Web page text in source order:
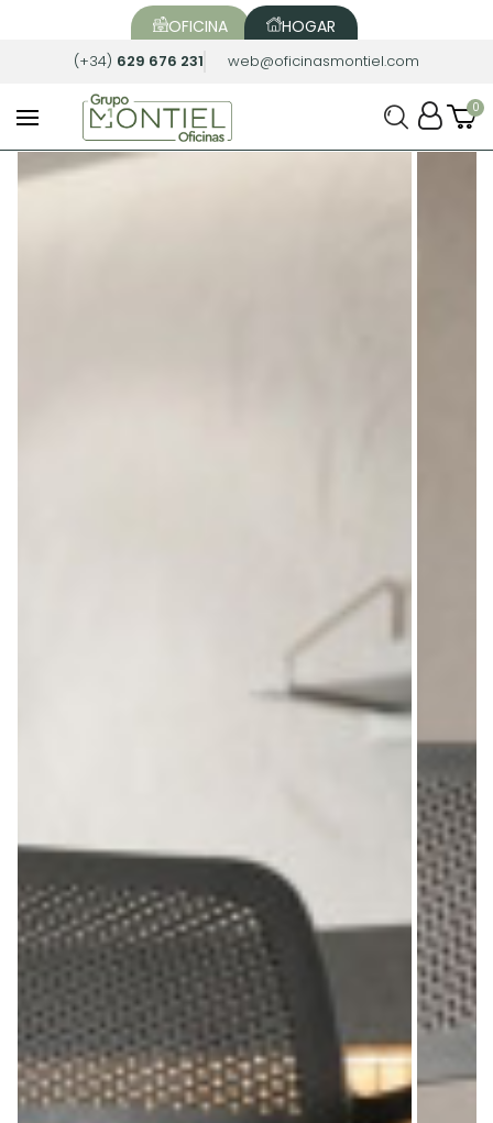
OFICINA HOGAR
(+34) 629 676 231 web@oficinasmontiel.com